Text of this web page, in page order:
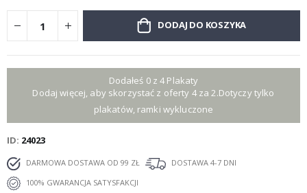
DODAJ DO KOSZYKA
Dodałeś 0 z 4 Plakaty
Dodaj więcej, aby skorzystać z oferty 4 za 2.Dotyczy tylko
plakatów, ramki wykluczone
ID 24023
DARMOWA DOSTAWA OD 99 ZŁ
DOSTAWA 4-7 DNI
100% GWARANCJA SATYSFAKCJI